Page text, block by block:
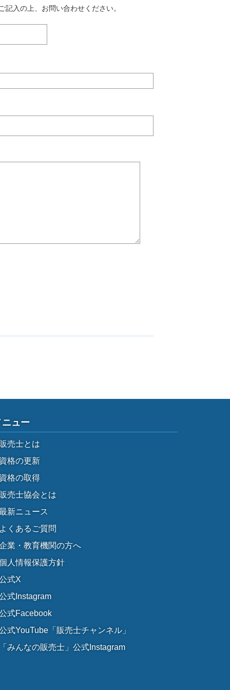
入の上、お問い合わせください。
ニュー
売士とは
格の更新
格の取得
売士協会とは
新ニュース
くあるご質問
業・教育機関の方へ
人情報保護方針
式X
式Instagram
式Facebook
式YouTube「販売士チャンネル」
みんなの販売士」公式Instagram